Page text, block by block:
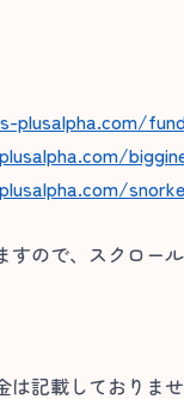
ので、スクロー
記載しておりませ